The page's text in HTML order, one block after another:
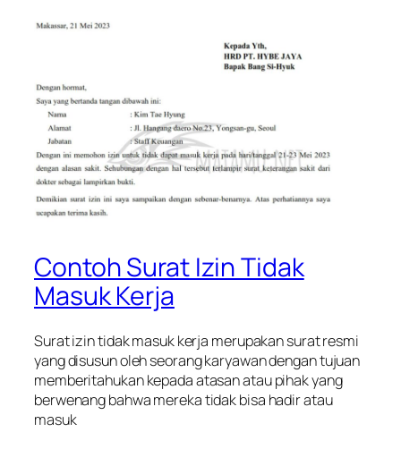
Contoh Surat Izin Tidak
Masuk Kerja
Surat izin tidak masuk kerja merupakan surat resmi
yang disusun oleh seorang karyawan dengan tujuan
memberitahukan kepada atasan atau pihak yang
berwenang bahwa mereka tidak bisa hadir atau
masuk